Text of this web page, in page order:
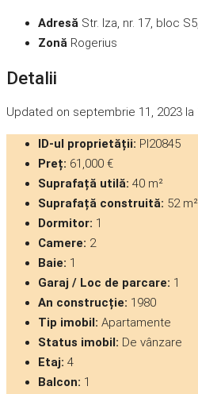
Adresă Str. Iza, nr. 17, bloc
Zonă Rogerius
Detalii
Updated on septembrie 11, 2023 la
ID-ul proprietății: PI20845
Preț: 61,000 €
Suprafață utilă: 40 m²
Suprafață construită: 52 m²
Dormitor: 1
Camere: 2
Baie: 1
Garaj / Loc de parcare: 1
An construcție: 1980
Tip imobil: Apartamente
Status imobil: De vânzare
Etaj: 4
Balcon: 1